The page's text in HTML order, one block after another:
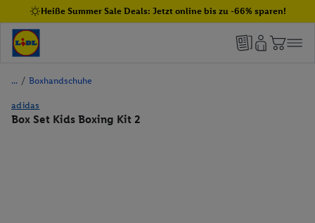
Heiße Summer Sale Deals: Jetzt online bis zu -66% sparen!
/ Boxhandschuhe
adidas
Box Set Kids Boxing Kit 2